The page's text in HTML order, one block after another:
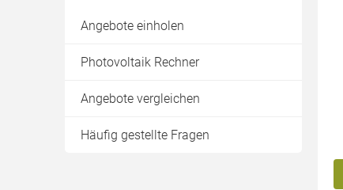
Angebote einholen
Photovoltaik Rechner
Angebote vergleichen
Häufig gestellte Fragen